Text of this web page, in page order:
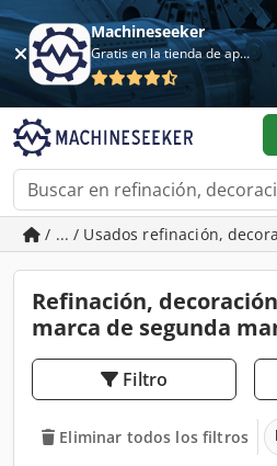
Machineseeker
Gratis en la tienda de aplicaciones
/ ... / Usados refinación,
Refinación,
marca de segunda
Filtro
Eliminar todos los filtros